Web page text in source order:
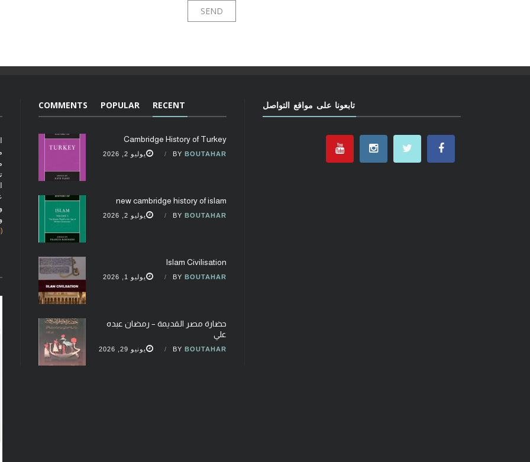
(fobcaf@gmail.com)
RECENT
POPULAR
COMMENTS
Cambridge History of Turkey
BY BOUTAHAR يوليو 2, 2026
new cambridge history of islam
BY BOUTAHAR يوليو 2, 2026
Islam Civilisation
BY BOUTAHAR يوليو 1, 2026
حضارة مصر القديمة – رمضان عبده
علي
BY BOUTAHAR يونيو 29, 2026
تابعونا على مواقع التواصل